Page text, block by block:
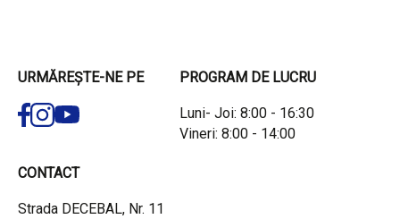
URMĂREȘTE-NE PE PROGRAM DE LUCRU
Luni- Joi: 8:00 - 16:30
Vineri: 8:00 - 14:00
CONTACT
Strada DECEBAL, Nr. 11